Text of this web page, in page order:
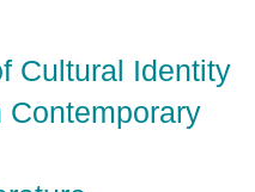
Cultural Identity